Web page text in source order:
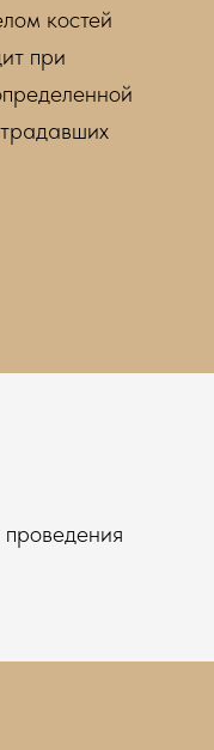
костей
при